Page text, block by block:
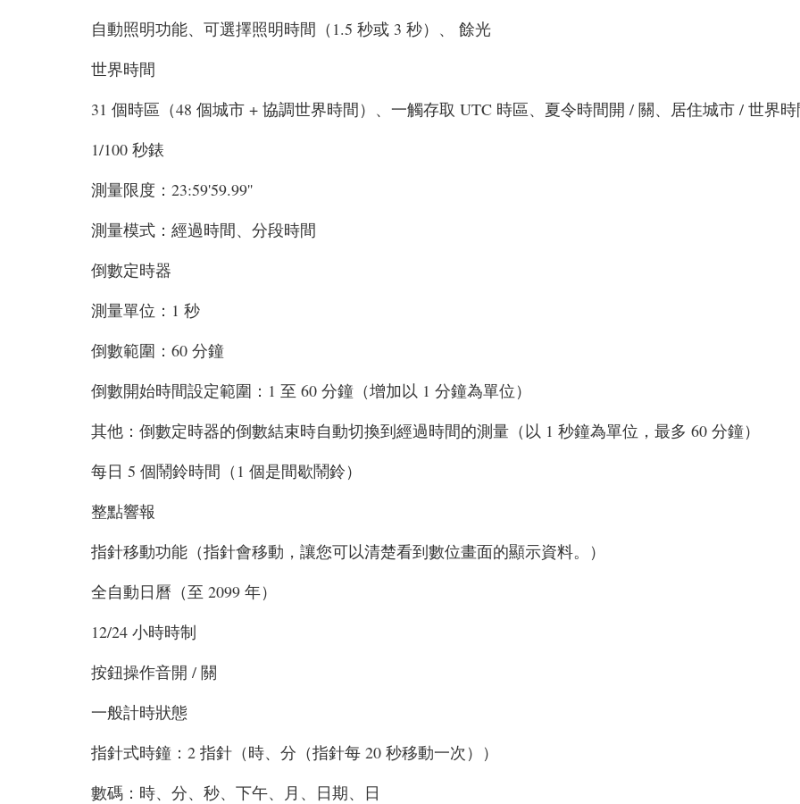
自動照明功能、可選擇照明時間（1.5 秒或 3 秒）、 餘光
世界時間
31 個時區（48 個城市 + 協調世界時間）、一觸存取 UTC 時區、夏令時間開 / 關、居住城市 / 世界
1/100 秒錶
測量限度：23:59'59.99''
測量模式：經過時間、分段時間
倒數定時器
測量單位：1 秒
倒數範圍：60 分鐘
倒數開始時間設定範圍：1 至 60 分鐘（增加以 1 分鐘為單位）
其他：倒數定時器的倒數結束時自動切換到經過時間的測量（以 1 秒鐘為單位，最多 60 分鐘）
每日 5 個鬧鈴時間（1 個是間歇鬧鈴）
整點響報
指針移動功能（指針會移動，讓您可以清楚看到數位畫面的顯示資料。）
全自動日曆（至 2099 年）
12/24 小時時制
按鈕操作音開 / 關
一般計時狀態
指針式時鐘：2 指針（時、分（指針每 20 秒移動一次））
數碼：時、分、秒、下午、月、日期、日